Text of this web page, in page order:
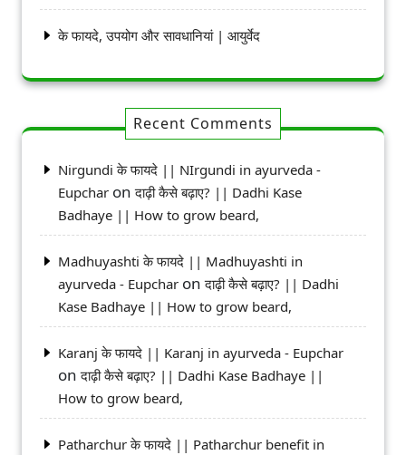
के फायदे, उपयोग और सावधानियां | आयुर्वेद
Recent Comments
Nirgundi के फायदे || NIrgundi in ayurveda -
Eupchar onदाढ़ी कैसे बढ़ाए? || Dadhi Kase
Badhaye || How to grow beard,
Madhuyashti के फायदे || Madhuyashti in
ayurveda - Eupchar onदाढ़ी कैसे बढ़ाए? || Dadhi
Kase Badhaye || How to grow beard,
Karanj के फायदे || Karanj in ayurveda - Eupchar
onदाढ़ी कैसे बढ़ाए? || Dadhi Kase Badhaye ||
How to grow beard,
Patharchur के फायदे || Patharchur benefit in